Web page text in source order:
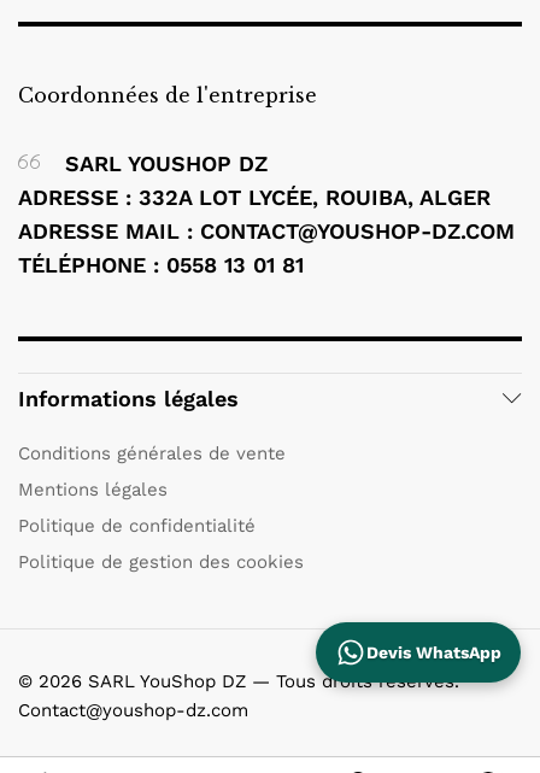
Coordonnées de l'entreprise
SARL YOUSHOP DZ
ADRESSE : 332A LOT LYCÉE, ROUIBA, ALGER
ADRESSE MAIL : CONTACT@YOUSHOP-DZ.COM
TÉLÉPHONE : 0558 13 01 81
Informations légales
Conditions générales de vente
Mentions légales
Politique de confidentialité
Politique de gestion des cookies
© 2026 SARL YouShop DZ — Tous droits réservés.
Contact@youshop-dz.com
Devis WhatsApp